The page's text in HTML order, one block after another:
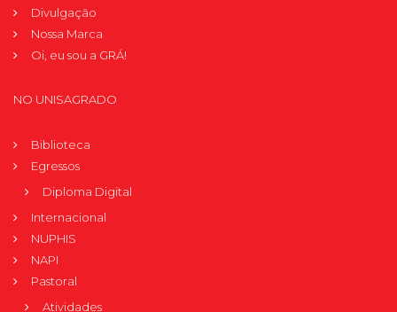
Divulgação
Nossa Marca
Oi, eu sou a GRÁ!
NO UNISAGRADO
Biblioteca
Egressos
Diploma Digital
Internacional
NUPHIS
NAPI
Pastoral
Atividades